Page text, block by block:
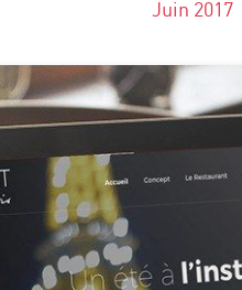
Juin 2017